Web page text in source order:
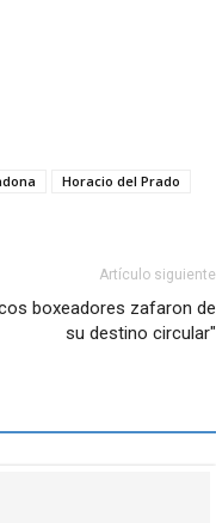
Horacio del Prado
Artículo siguiente
boxeadores zafaron de
su destino circular"